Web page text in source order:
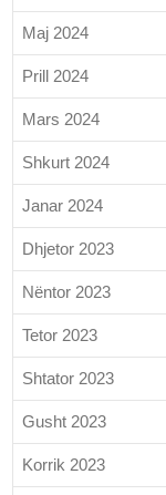
Maj 2024
Prill 2024
Mars 2024
Shkurt 2024
Janar 2024
Dhjetor 2023
Nëntor 2023
Tetor 2023
Shtator 2023
Gusht 2023
Korrik 2023